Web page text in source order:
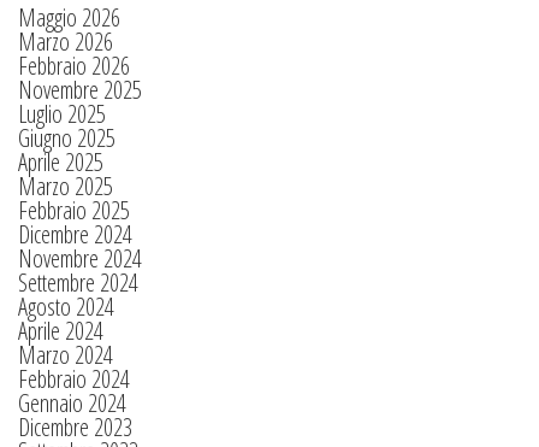
Maggio 2026
Marzo 2026
Febbraio 2026
Novembre 2025
Luglio 2025
Giugno 2025
Aprile 2025
Marzo 2025
Febbraio 2025
Dicembre 2024
Novembre 2024
Settembre 2024
Agosto 2024
Aprile 2024
Marzo 2024
Febbraio 2024
Gennaio 2024
Dicembre 2023